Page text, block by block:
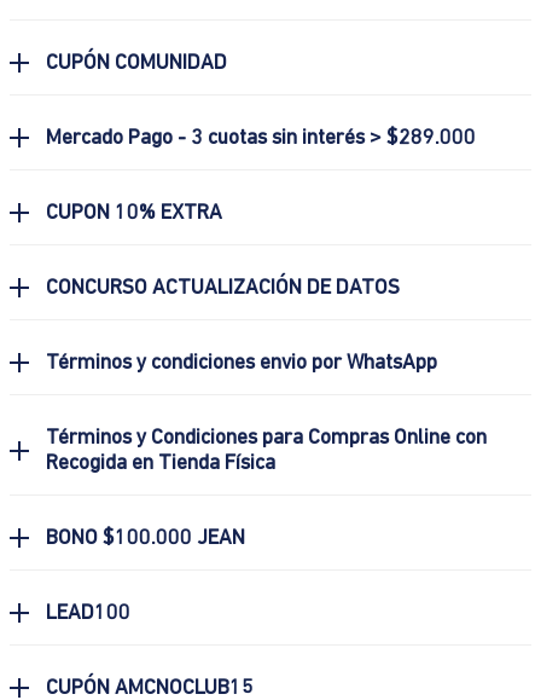
CUPÓN COMUNIDAD
Mercado Pago - 3 cuotas sin interés > $289.000
CUPON 10% EXTRA
CONCURSO ACTUALIZACIÓN DE DATOS
Términos y condiciones envio por WhatsApp
Términos y Condiciones para Compras Online con
Recogida en Tienda Física
BONO $100.000 JEAN
LEAD100
CUPÓN AMCNOCLUB15